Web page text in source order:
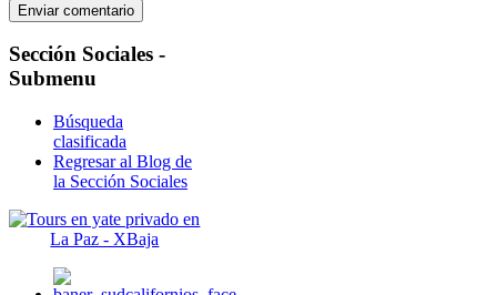
Sección Sociales -
Submenu
Búsqueda
clasificada
Regresar al Blog de
la Sección Sociales